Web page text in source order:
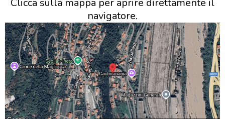
Clicca sulla mappa per aprire direttamente il
navigatore.